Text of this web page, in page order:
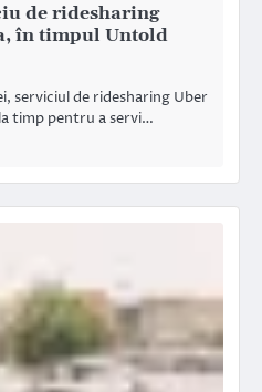
de ridesharing
în timpul Untold
serviciul de ridesharing Uber
timp pentru a servi…